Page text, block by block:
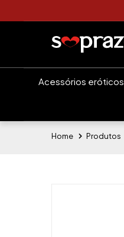
Acessórios eróticos
Home Produtos